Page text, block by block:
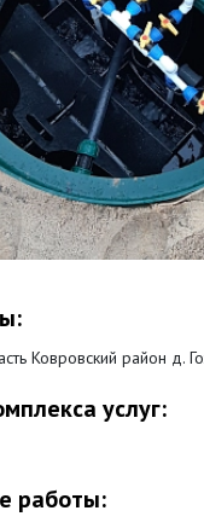
Ковровский район д.
услуг:
работы: